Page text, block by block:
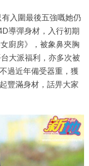
有入圍最後五強嘅她仍
導彈身材，入行初期
廚房》，被象鼻夾胸
大派福利，亦多次被
過近年備受器重，獲
豐滿身材，話畀大家